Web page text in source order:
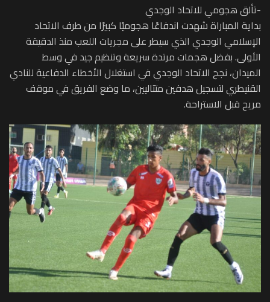
-تألق هجومي للاتحاد الوجدي
بداية المباراة شهدت اندفاعًا هجوميًا كبيرًا من طرف الاتحاد
الإسلامي الوجدي الذي سيطر على مجريات اللعب منذ الدقيقة
الأولى. بفضل هجمات مرتدة سريعة وتنظيم جيد في وسط
الميدان، نجح الاتحاد الوجدي في استغلال الأخطاء الدفاعية للنادي
القنيطري لتسجيل هدفين متتاليين، ما وضع الفريق في موقف
مريح قبل الاستراحة.